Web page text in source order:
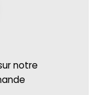
notre